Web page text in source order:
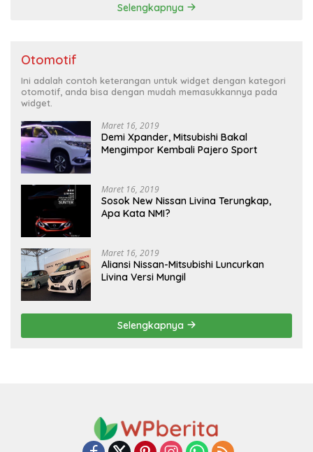
Selengkapnya
Otomotif
Ini adalah contoh keterangan untuk widget dengan kategori
otomotif, anda bisa dengan mudah memasukkannya pada
widget.
Maret 16, 2019
Demi Xpander, Mitsubishi Bakal
Mengimpor Kembali Pajero Sport
Maret 16, 2019
Sosok New Nissan Livina Terungkap,
Apa Kata NMI?
Maret 16, 2019
Aliansi Nissan-Mitsubishi Luncurkan
Livina Versi Mungil
Selengkapnya